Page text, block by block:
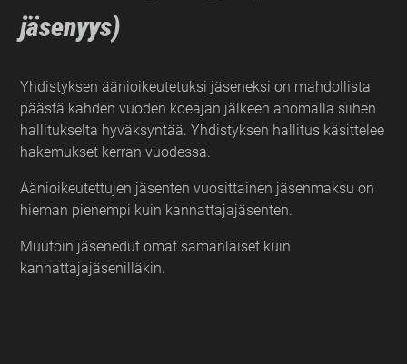
jäsenyys)
Yhdistyksen äänioikeutetuksi jäseneksi on mahdollista
päästä kahden vuoden koeajan jälkeen anomalla siihen
hallitukselta hyväksyntää. Yhdistyksen hallitus käsittelee
hakemukset kerran vuodessa.
Äänioikeutettujen jäsenten vuosittainen jäsenmaksu on
hieman pienempi kuin kannattajajäsenten.
Muutoin jäsenedut omat samanlaiset kuin
kannattajajäsenilläkin.